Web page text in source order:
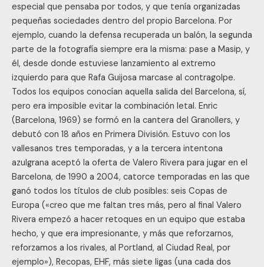
especial que pensaba por todos, y que tenía organizadas
pequeñas sociedades dentro del propio Barcelona. Por
ejemplo, cuando la defensa recuperada un balón, la segunda
parte de la fotografía siempre era la misma: pase a Masip, y
él, desde donde estuviese lanzamiento al extremo
izquierdo para que Rafa Guijosa marcase al contragolpe.
Todos los equipos conocían aquella salida del Barcelona, sí,
pero era imposible evitar la combinación letal. Enric
(Barcelona, 1969) se formó en la cantera del Granollers, y
debutó con 18 años en Primera División. Estuvo con los
vallesanos tres temporadas, y a la tercera intentona
azulgrana aceptó la oferta de Valero Rivera para jugar en el
Barcelona, de 1990 a 2004, catorce temporadas en las que
ganó todos los títulos de club posibles: seis Copas de
Europa («creo que me faltan tres más, pero al final Valero
Rivera empezó a hacer retoques en un equipo que estaba
hecho, y que era impresionante, y más que reforzarnos,
reforzamos a los rivales, al Portland, al Ciudad Real, por
ejemplo»), Recopas, EHF, más siete ligas (una cada dos